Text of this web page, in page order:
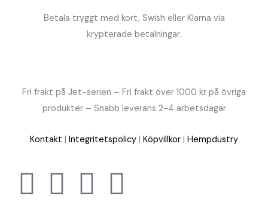
Betala tryggt med kort, Swish eller Klarna via
krypterade betalningar.
Fri frakt på Jet-serien – Fri frakt över 1000 kr på övriga
produkter – Snabb leverans 2-4 arbetsdagar
Kontakt | Integritetspolicy | Köpvillkor | Hempdustry